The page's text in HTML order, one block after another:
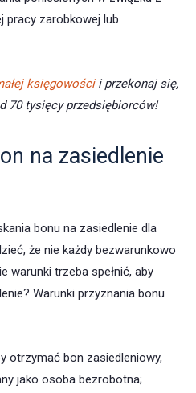
pracy zarobkowej lub
księgowościi przekonaj się,
70 tysięcy przedsiębiorców!
na zasiedlenie
bonu na zasiedlenie dla
że nie każdy bezwarunkowo
warunki trzeba spełnić, aby
Warunki przyznania bonu
otrzymać bon zasiedleniowy,
jako osoba bezrobotna;